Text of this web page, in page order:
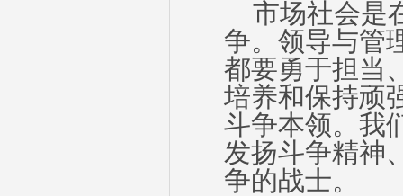
市场社会是
争。领导与管
都要勇于担当
培养和保持顽
斗争本领。我
发扬斗争精神
争的战士。